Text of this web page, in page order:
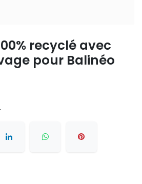
recyclé avec
pour Balinéo